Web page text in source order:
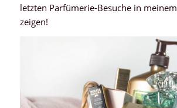
letzten Parfümerie-Besuche in meinem
zeigen!